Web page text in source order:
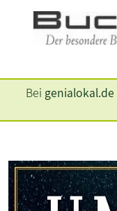
Bei genialokal.de